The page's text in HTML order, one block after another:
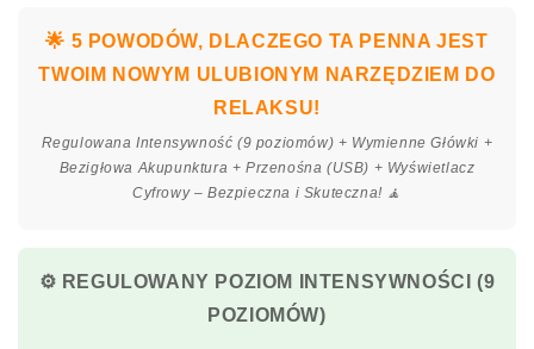
🌟 5 POWODÓW, DLACZEGO TA PENNA JEST
TWOIM NOWYM ULUBIONYM NARZĘDZIEM DO
RELAKSU!
Regulowana Intensywność (9 poziomów) + Wymienne Główki +
Bezigłowa Akupunktura + Przenośna (USB) + Wyświetlacz
Cyfrowy – Bezpieczna i Skuteczna! 🧘
⚙️ REGULOWANY POZIOM INTENSYWNOŚCI (9
POZIOMÓW)